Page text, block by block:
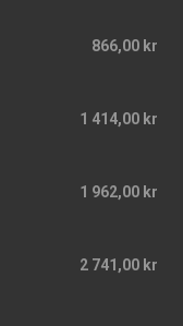
866,00 kr
1 414,00 kr
1 962,00 kr
2 741,00 kr